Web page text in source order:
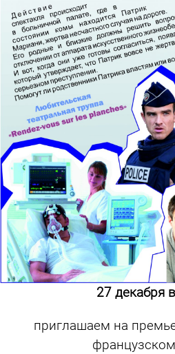
27 декабря
приглашаем на